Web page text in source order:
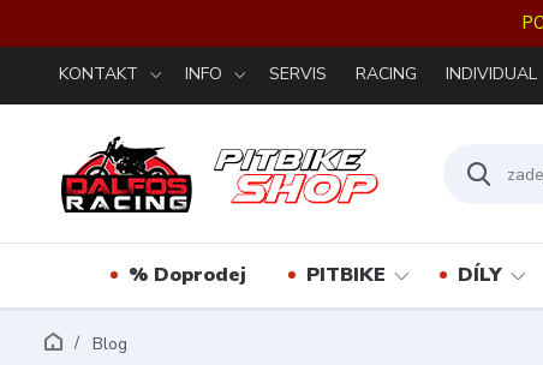
KONTAKT INFO SERVIS RACING INDIVIDUAL
% Doprodej PITBIKE DÍLY
Blog